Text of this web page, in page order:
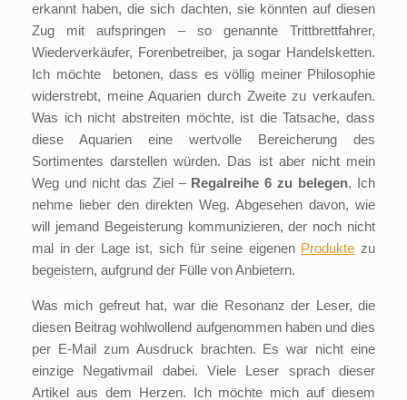
erkannt haben, die sich dachten, sie könnten auf diesen
Zug mit aufspringen – so genannte Trittbrettfahrer,
Wiederverkäufer, Forenbetreiber, ja sogar Handelsketten.
Ich möchte betonen, dass es völlig meiner Philosophie
widerstrebt, meine Aquarien durch Zweite zu verkaufen.
Was ich nicht abstreiten möchte, ist die Tatsache, dass
diese Aquarien eine wertvolle Bereicherung des
Sortimentes darstellen würden. Das ist aber nicht mein
Weg und nicht das Ziel – Regalreihe 6 zu belegen, Ich
nehme lieber den direkten Weg. Abgesehen davon, wie
will jemand Begeisterung kommunizieren, der noch nicht
mal in der Lage ist, sich für seine eigenen Produkte zu
begeistern, aufgrund der Fülle von Anbietern.
Was mich gefreut hat, war die Resonanz der Leser, die
diesen Beitrag wohlwollend aufgenommen haben und dies
per E-Mail zum Ausdruck brachten. Es war nicht eine
einzige Negativmail dabei. Viele Leser sprach dieser
Artikel aus dem Herzen. Ich möchte mich auf diesem